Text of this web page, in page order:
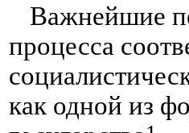
Важнейшие
процесса
как одной из